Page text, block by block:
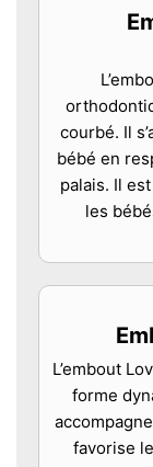
courbé. Il
bébé en
palais. Il
les
L’embout
forme
favorise